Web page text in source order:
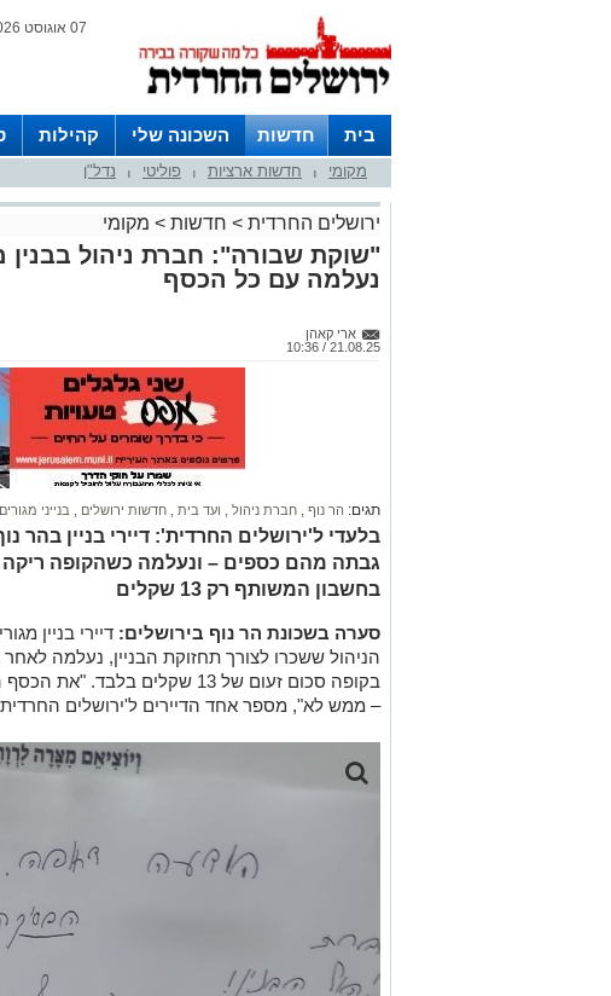
07 אוגוסט 2026 / 05:00
בית חדשות השכונה שלי קהילות
חצרות
מקומי חדשות ארציות פוליטי נדל"ן
ירושלים החרדית > חדשות > מקומי
"שוקת שבורה": חברת ניהול בבנין
נעלמה עם כל הכסף
ארי קאהן
21.08.25 / 10:36
תגים: הר נוף חברת ניהול ועד בית חדשות ירושלים בנייני מגורים
בלעדי ל'ירושלים החרדית': דיירי בניין בהר
גבתה מהם כספים – ונעלמה כשהקופה ריקה
בחשבון המשותף רק 13 שקלים
סערה בשכונת הר נוף בירושלים: דיירי בניין
הניהול ששכרו לצורך תחזוקת הבניין, נעלמה
בקופה סכום זעום של 13 שקלים
– ממש לא", מספר אחד הדיירים ל'ירושלים